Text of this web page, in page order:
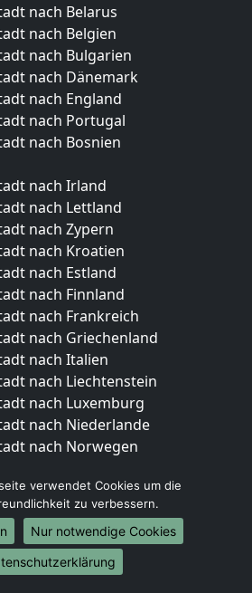
nach Belarus
nach Belgien
nach Bulgarien
nach Dänemark
nach England
nach Portugal
nach Bosnien
nach Irland
nach Lettland
nach Zypern
nach Kroatien
nach Estland
nach Finnland
nach Frankreich
nach Griechenland
nach Italien
nach Liechtenstein
nach Luxemburg
nach Niederlande
nach Norwegen
nach Berlin
nach Hamburg
nach München
nach Köln
verwendet Cookies um die
zu verbessern.
Nur notwendige Cookies